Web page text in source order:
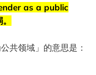
as a public
共领域」的意思是：